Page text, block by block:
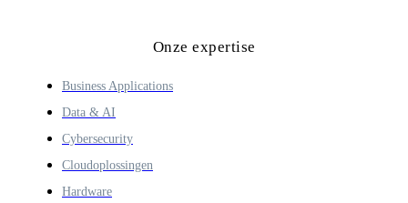
Onze expertise
Business Applications
Data & AI
Cybersecurity
Cloudoplossingen
Hardware